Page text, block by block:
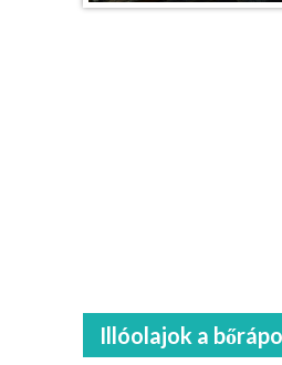
Illóolajok a